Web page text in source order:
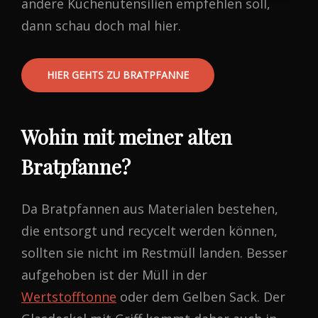
andere Küchenutensilien empfehlen soll,
dann schau doch mal hier.
HIER GEHTS ZU BRATPFANNE
Wohin mit meiner alten
Bratpfanne?
Da Bratpfannen aus Materialen bestehen,
die entsorgt und recycelt werden können,
sollten sie nicht im Restmüll landen. Besser
aufgehoben ist der Müll in der
Wertstofftonne oder dem Gelben Sack. Der